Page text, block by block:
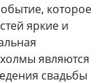
которое
яркие и
являются
свадьбы